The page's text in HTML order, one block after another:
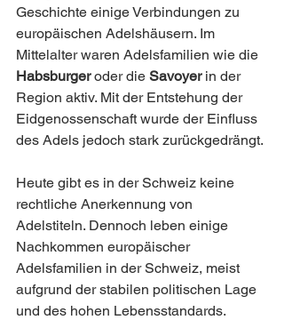
Geschichte einige Verbindungen zu
europäischen Adelshäusern. Im
Mittelalter waren Adelsfamilien wie die
Habsburger oder die Savoyer in der
Region aktiv. Mit der Entstehung der
Eidgenossenschaft wurde der Einfluss
des Adels jedoch stark zurückgedrängt.
Heute gibt es in der Schweiz keine
rechtliche Anerkennung von
Adelstiteln. Dennoch leben einige
Nachkommen europäischer
Adelsfamilien in der Schweiz, meist
aufgrund der stabilen politischen Lage
und des hohen Lebensstandards.